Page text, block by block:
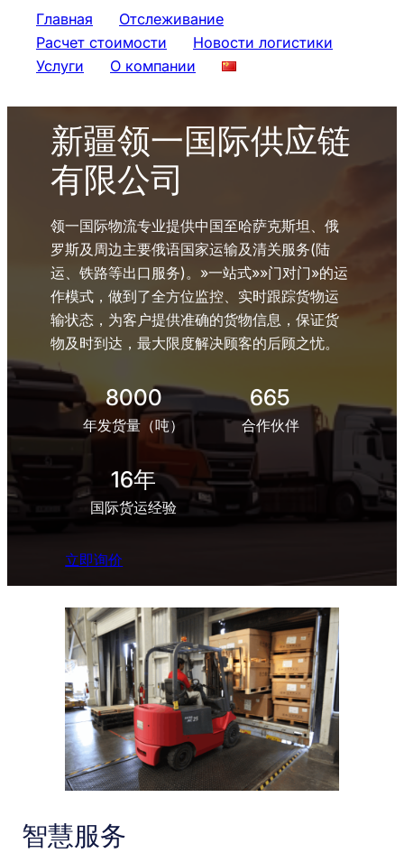
Главная
Отслеживание
Расчет стоимости
Новости логистики
Услуги
О компании
新疆领一国际供应链
有限公司
领一国际物流专业提供中国至哈萨克斯坦、俄
罗斯及周边主要俄语国家运输及清关服务(陆
运、铁路等出口服务)。»一站式»»门对门»的运
作模式，做到了全方位监控、实时跟踪货物运
输状态，为客户提供准确的货物信息，保证货
物及时到达，最大限度解决顾客的后顾之忧。
8000
年发货量（吨）
665
合作伙伴
16年
国际货运经验
立即询价
智慧服务